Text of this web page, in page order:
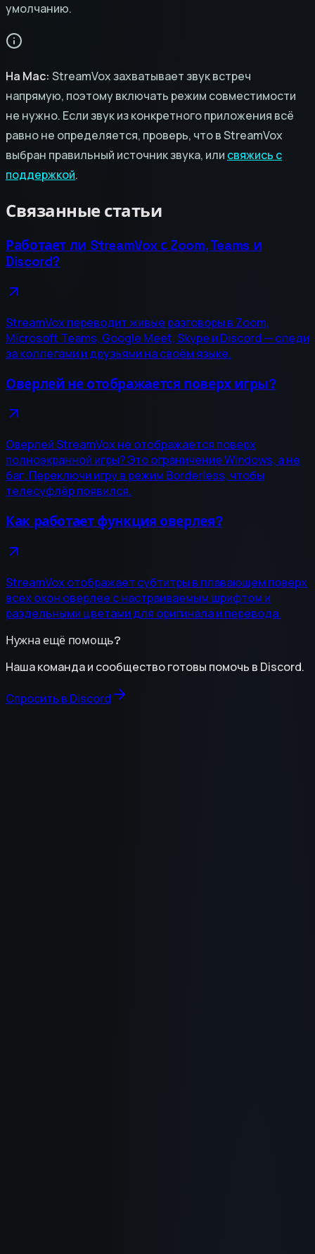
умолчанию.
На Mac: StreamVox захватывает звук встреч
напрямую, поэтому включать режим совместимости
не нужно. Если звук из конкретного приложения всё
равно не определяется, проверь, что в StreamVox
выбран правильный источник звука, или свяжись с
поддержкой.
Связанные статьи
Работает ли StreamVox с Zoom, Teams и
Discord?
StreamVox переводит живые разговоры в Zoom,
Microsoft Teams, Google Meet, Skype и Discord — следи
за коллегами и друзьями на своём языке.
Оверлей не отображается поверх игры?
Оверлей StreamVox не отображается поверх
полноэкранной игры? Это ограничение Windows, а не
баг. Переключи игру в режим Borderless, чтобы
телесуфлёр появился.
Как работает функция оверлея?
StreamVox отображает субтитры в плавающем поверх
всех окон оверлее с настраиваемым шрифтом и
раздельными цветами для оригинала и перевода.
Нужна ещё помощь?
Наша команда и сообщество готовы помочь в Discord.
Спросить в Discord